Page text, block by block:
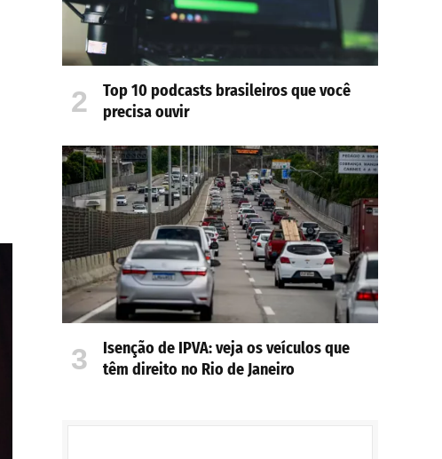
Top 10 podcasts brasileiros que você
precisa ouvir
Isenção de IPVA: veja os veículos que
têm direito no Rio de Janeiro